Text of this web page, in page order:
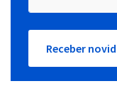
Receber